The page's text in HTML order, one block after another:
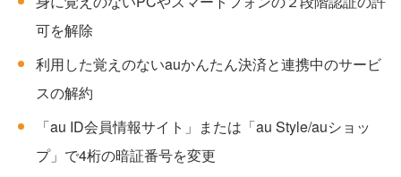
可を解除
利用した覚えのないauかんたん決済と連携中のサービ
スの解約
「au ID会員情報サイト」または「au Style/auショッ
プ」で4桁の暗証番号を変更